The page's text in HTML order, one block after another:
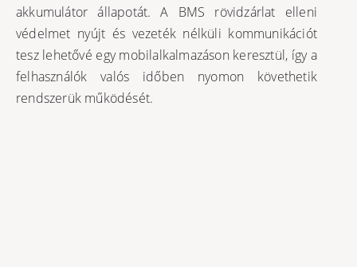
akkumulátor állapotát. A BMS rövidzárlat elleni
védelmet nyújt és vezeték nélküli kommunikációt
tesz lehetővé egy mobilalkalmazáson keresztül, így a
felhasználók valós időben nyomon követhetik
rendszerük működését.